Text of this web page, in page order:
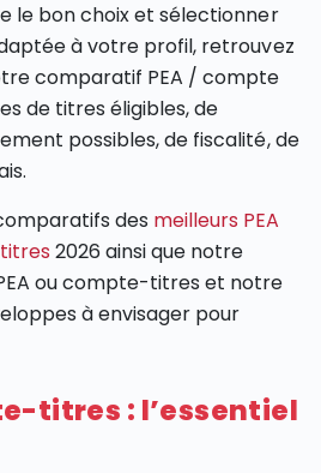
le bon choix et sélectionner
à votre profil, retrouvez
comparatif PEA / compte
de titres éligibles, de
possibles, de fiscalité, de
des meilleurs PEA
2026 ainsi que notre
ou compte-titres et notre
à envisager pour
titres : l’essentiel